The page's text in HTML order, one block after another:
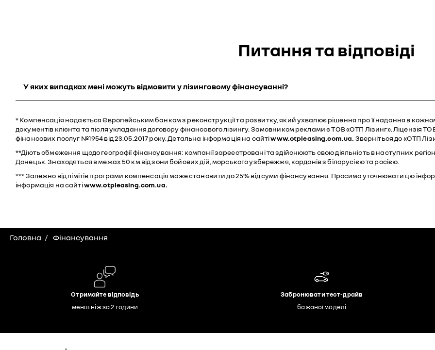
Питання та відповіді
У яких випадках мені можуть відмовити у лізинговому фінансуванні?
* Компенсація надається Європейським банком з реконструкції та розвитку, який ухвалює рішення про її надання в
документів клієнта та після укладання договору фінансового лізингу. Замовником реклами є ТОВ «ОТП Лізинг». Ліцензія
фінансових послуг №1954 від 23.05.2017 року. Детальна інформація на сайтіwww.otpleasing.com.ua. Зверніться до «ОТП
**Діють обмеження щодо географії фінансування: компанії зареєстровані та здійснюють свою діяльність в наступних
Донецьк. Знаходяться в межах 50 км від зони бойових дій, морського узбережжя, кордонів з білорусією та росією.
*** Залежно від лімітів програми компенсація може становити до 25% від суми фінансування. Просимо уточнювати цю
інформація на сайтіwww.otpleasing.com.ua.
Головна Фінансування
Отримайте відповідь
менш ніж за 2 години
Забронювати тест-драйв
бажаної моделі